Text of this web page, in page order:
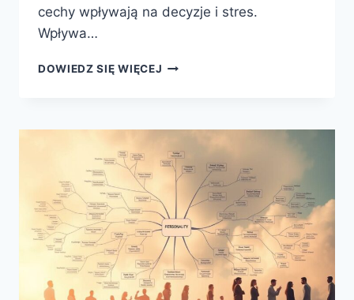
cechy wpływają na decyzje i stres.
Wpływa…
DOWIEDZ SIĘ WIĘCEJ KURS
NAJCZĘŚCIEJ
ZADAWANE
PYTANIA